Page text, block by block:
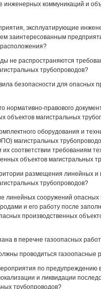
коммуникаций и
эксплуатирующие
заинтересованным
не распространяются
трубопроводов?
безопасности для опасных
нормативно-правового
объектов магистральных
оборудования и
магистральных
соответствии требованиям
объектов магистральных
размещения линейных
трубопроводов?
линейных сооружений
и его работу после
производственных
в перечне газоопасных
проводиться газоопасные
по предупреждению
и ликвидации
трубопроводов?